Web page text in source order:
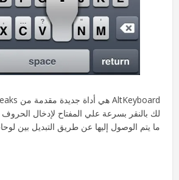
لك بالنقر بسرعة علي المفتاح لإدخال الحروف
ما يتم الوصول إليها عن طريق التبديل بين